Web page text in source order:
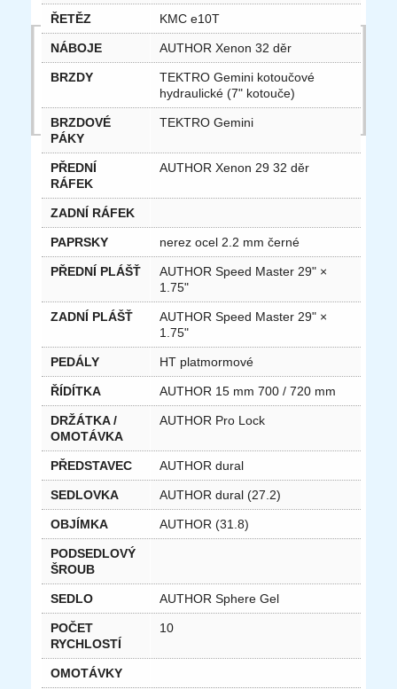
ŘETĚZ KMC e10T
NÁBOJE AUTHOR Xenon 32 děr
BRZDY
TEKTRO Gemini kotoučové
hydraulické (7" kotouče)
BRZDOVÉ
PÁKY
TEKTRO Gemini
PŘEDNÍ
RÁFEK
AUTHOR Xenon 29 32 děr
ZADNÍ RÁFEK
PAPRSKY nerez ocel 2.2 mm černé
PŘEDNÍ PLÁŠŤ
AUTHOR Speed Master 29" ×
1.75"
ZADNÍ PLÁŠŤ
AUTHOR Speed Master 29" ×
1.75"
PEDÁLY HT platmormové
ŘÍDÍTKA AUTHOR 15 mm 700 / 720 mm
DRŽÁTKA /
OMOTÁVKA
AUTHOR Pro Lock
PŘEDSTAVEC AUTHOR dural
SEDLOVKA AUTHOR dural (27.2)
OBJÍMKA AUTHOR (31.8)
PODSEDLOVÝ
ŠROUB
SEDLO AUTHOR Sphere Gel
POČET
RYCHLOSTÍ
10
OMOTÁVKY